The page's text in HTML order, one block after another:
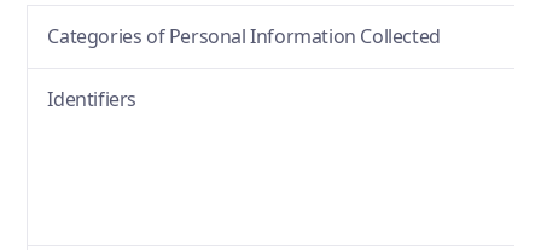
Categories of Personal Information Collected
Identifiers